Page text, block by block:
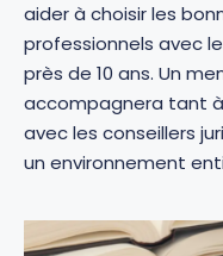
aider à choisir les
professionnels avec
près de 10 ans. Un
accompagnera tant à
avec les conseillers
un environnement